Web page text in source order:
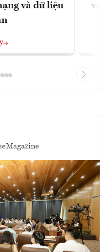
và dữ liệu
với
eMagazine